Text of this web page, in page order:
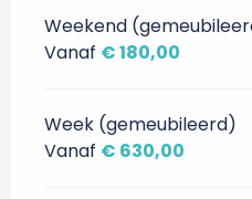
Weekend
Vanaf € 180,00
Week (gemeubileerd)
Vanaf € 630,00